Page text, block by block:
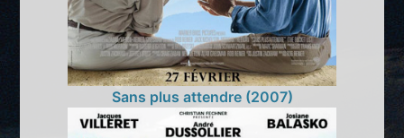
Sans plus attendre (2007)